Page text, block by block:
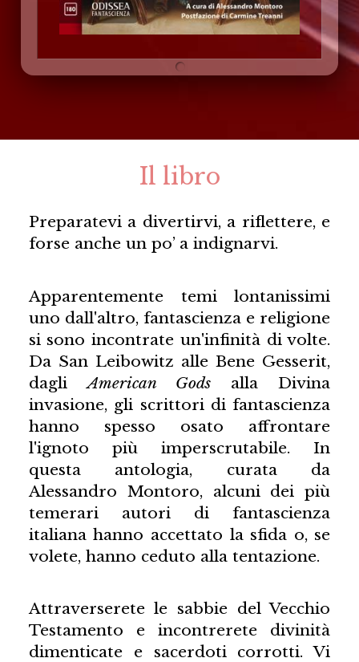
Il libro
Preparatevi a divertirvi, a riflettere, e
forse anche un po’ a indignarvi.
Apparentemente temi lontanissimi
uno dall'altro, fantascienza e religione
si sono incontrate un'infinità di volte.
Da San Leibowitz alle Bene Gesserit,
dagliAmerican Gods alla Divina
invasione, gli scrittori di fantascienza
hanno spesso osato affrontare
l'ignoto più imperscrutabile. In
questa antologia, curata da
Alessandro Montoro, alcuni dei più
temerari autori di fantascienza
italiana hanno accettato la sfida o, se
volete, hanno ceduto alla tentazione.
Attraverserete le sabbie del Vecchio
Testamento e incontrerete divinità
dimenticate e sacerdoti corrotti. Vi